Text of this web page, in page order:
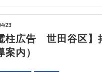
23
柱広告 世田谷区
案内）